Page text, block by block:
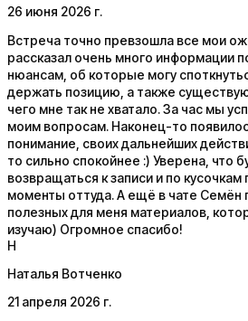
26 июня 2026 г.
Встреча точно превзошла все мои
рассказал очень много информации
нюансам, об которые могу
держать позицию, а также
чего мне так не хватало. За час мы
моим вопросам. Наконец-то
понимание, своих дальнейших
то сильно спокойнее :) Уверена, что
возвращаться к записи и по
моменты оттуда. А ещё в чате Семён
полезных для меня материалов,
изучаю) Огромное спасибо!
Н
Наталья Вотченко
21 апреля 2026 г.